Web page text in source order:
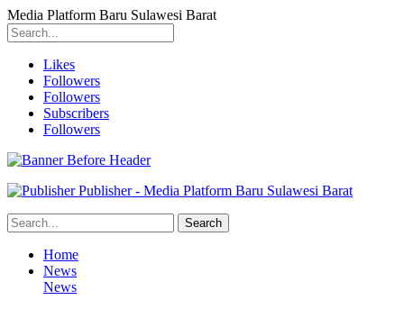
Media Platform Baru Sulawesi Barat
Likes
Followers
Followers
Subscribers
Followers
Publisher - Media Platform Baru Sulawesi Barat
Home
News
News